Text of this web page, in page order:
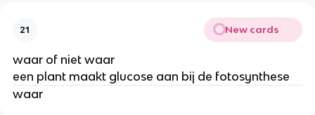
21 New cards
waar of niet waar
een plant maakt glucose aan bij de fotosynthese
waar